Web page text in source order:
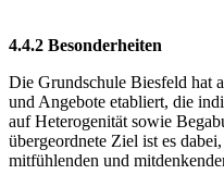
4.4.2 Besonderheiten
Die Grundschule Biesfeld hat
und Angebote etabliert, die
auf Heterogenität sowie
übergeordnete Ziel ist es
mitfühlenden und